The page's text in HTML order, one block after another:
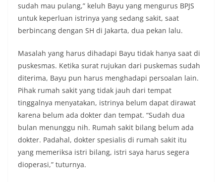
sudah mau pulang,” keluh Bayu yang mengurus BPJS
untuk keperluan istrinya yang sedang sakit, saat
berbincang dengan SH di Jakarta, dua pekan lalu.
Masalah yang harus dihadapi Bayu tidak hanya saat di
puskesmas. Ketika surat rujukan dari puskemas sudah
diterima, Bayu pun harus menghadapi persoalan lain.
Pihak rumah sakit yang tidak jauh dari tempat
tinggalnya menyatakan, istrinya belum dapat dirawat
karena belum ada dokter dan tempat. “Sudah dua
bulan menunggu nih. Rumah sakit bilang belum ada
dokter. Padahal, dokter spesialis di rumah sakit itu
yang memeriksa istri bilang, istri saya harus segera
dioperasi,” tuturnya.